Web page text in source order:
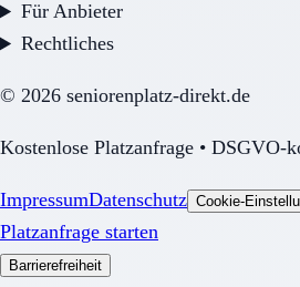
Für Anbieter
Rechtliches
© 2026 seniorenplatz-direkt.de
Kostenlose Platzanfrage • DSGVO-
ImpressumDatenschutz Cookie-
Platzanfrage starten
Barrierefreiheit